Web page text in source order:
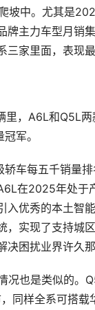
坡中。尤其是
牌主力车型月销
家里面，表现最
，A6L和Q5L
军。
轿车每五千销量
在2025年处于
入优秀的本土智
，实现了支持城
困扰业界许久那
况也是类似的。
同样全系可搭载